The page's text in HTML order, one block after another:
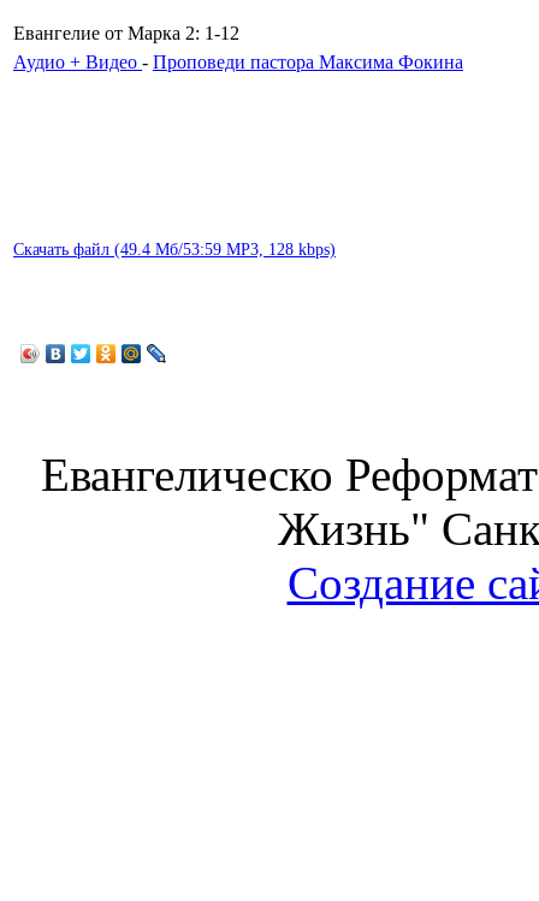
Евангелие от Марка 2: 1-12
Аудио + Видео - Проповеди пастора Максима Фокина
Скачать файл (49.4 Мб/53:59 MP3, 128 kbps)
Евангелическо
Жизнь"
Создание